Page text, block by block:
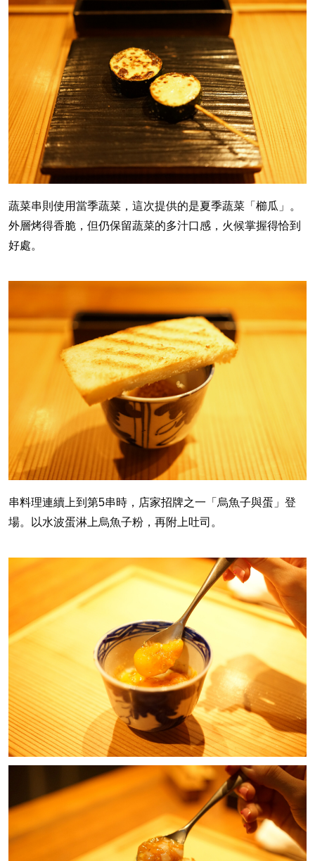
蔬菜串則使用當季蔬菜，這次提供的是夏季蔬菜「櫛瓜」。
外層烤得香脆，但仍保留蔬菜的多汁口感，火候掌握得恰到
好處。
串料理連續上到第5串時，店家招牌之一「烏魚子與蛋」登
場。以水波蛋淋上烏魚子粉，再附上吐司。